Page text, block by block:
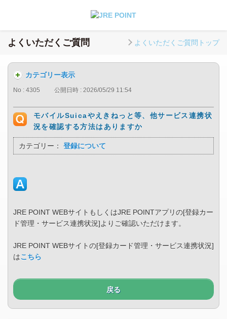
よくいただくご質問 よくいただくご質問トップ
カテゴリー表示
No : 4305 公開日時 : 2026/05/29 11:54
モバイルSuicaやえきねっと等、他サービス連携状
況を確認する方法はありますか
カテゴリー： 登録について
JRE POINT WEBサイトもしくはJRE POINTアプリの[登録カー
ド管理・サービス連携状況]よりご確認いただけます。
JRE POINT WEBサイトの[登録カード管理・サービス連携状況]
はこちら
戻る